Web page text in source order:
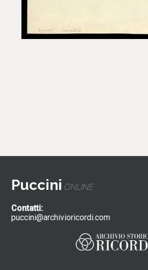
Puccini ONLINE
Contatti:
puccini@archivioricordi.com